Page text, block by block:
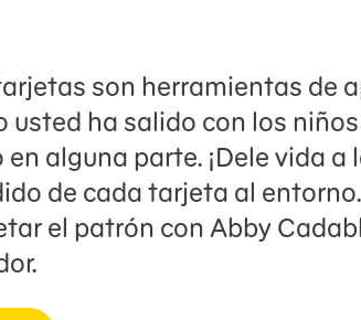
son herramientas de
usted ha salido con los
alguna parte. ¡Dele vida
de cada tarjeta al
el patrón con Abby